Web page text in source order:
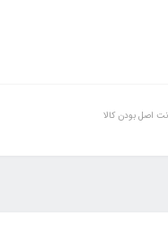
اصل بودن کالا